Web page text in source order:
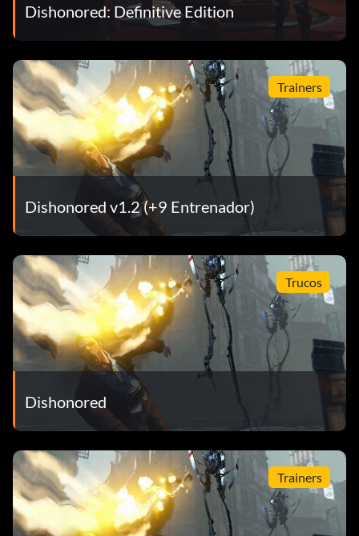
Dishonored: Definitive Edition
Trainers
Dishonored v1.2 (+9 Entrenador)
Trucos
Dishonored
Trainers